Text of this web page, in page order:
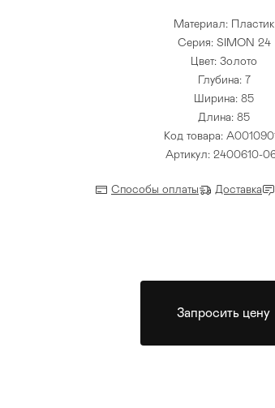
Материал: Пластик
Серия: SIMON 24
Цвет: Золото
Глубина: 7
Ширина: 85
Длина: 85
Код товара:
Артикул: 2400610-
Способы оплаты Доставка
Запросить цену